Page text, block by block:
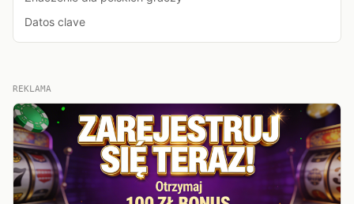
Datos clave
REKLAMA